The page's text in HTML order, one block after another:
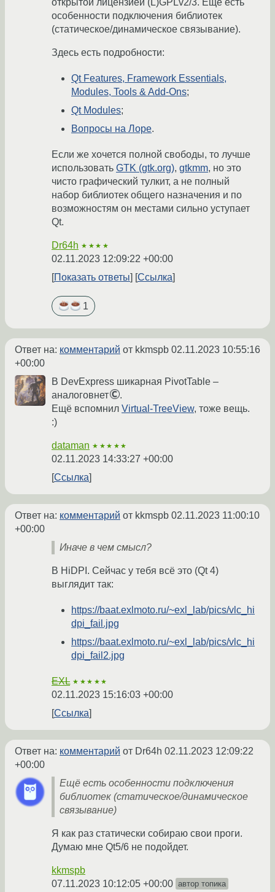
открытой лицензией (L)GPLv2/3. Ещё есть
особенности подключения библиотек
(статическое/динамическое связывание).
Здесь есть подробности:
Qt Features, Framework Essentials,
Modules, Tools & Add-Ons;
Qt Modules;
Вопросы на Лоре.
Если же хочется полной свободы, то лучше
использовать GTK (gtk.org), gtkmm, но это
чисто графический тулкит, а не полный
набор библиотек общего назначения и по
возможностям он местами сильно уступает
Qt.
Dr64h ★★★★
02.11.2023 12:09:22 +00:00
Показать ответы
Ссылка
1
Ответ на: комментарий от kkmspb 02.11.2023 10:55:16
+00:00
В DevExpress шикарная PivotTable –
аналоговнет
.
Ещё вспомнил Virtual-TreeView, тоже вещь.
:)
dataman ★★★★★
02.11.2023 14:33:27 +00:00
Ссылка
Ответ на: комментарий от kkmspb 02.11.2023 11:00:10
+00:00
Иначе в чем смысл?
В HiDPI. Сейчас у тебя всё это (Qt 4)
выглядит так:
https://baat.exlmoto.ru/~exl_lab/pics/vlc_hi
dpi_fail.jpg
https://baat.exlmoto.ru/~exl_lab/pics/vlc_hi
dpi_fail2.jpg
EXL ★★★★★
02.11.2023 15:16:03 +00:00
Ссылка
Ответ на: комментарий от Dr64h 02.11.2023 12:09:22
+00:00
Ещё есть особенности подключения
библиотек (статическое/динамическое
связывание)
Я как раз статически собираю свои проги.
Думаю мне Qt5/6 не подойдет.
kkmspb
07.11.2023 10:12:05 +00:00 автор топика